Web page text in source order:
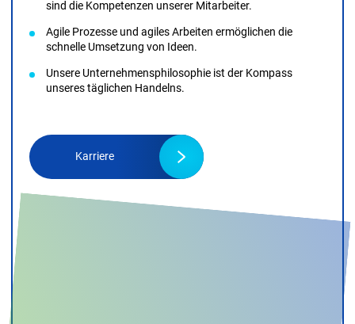
sind die Kompetenzen unserer Mitarbeiter.
Agile Prozesse und agiles Arbeiten ermöglichen die
schnelle Umsetzung von Ideen.
Unsere Unternehmensphilosophie ist der Kompass
unseres täglichen Handelns.
Karriere